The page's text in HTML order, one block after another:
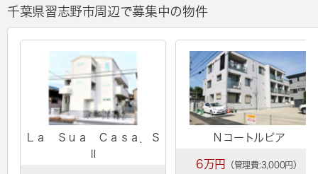
千葉県習志野市周辺で募集中の物件
Ｌａ Ｓｕａ Ｃａｓａ．Ｓ
Ｎコートルピア
6万円 （管理費:3,000円）